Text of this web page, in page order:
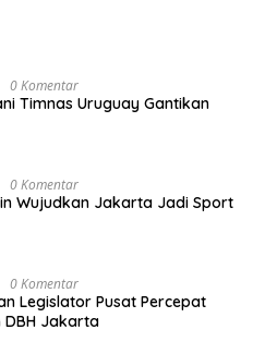
0 Komentar
Timnas Uruguay Gantikan
0 Komentar
Wujudkan Jakarta Jadi Sport
0 Komentar
Legislator Pusat Percepat
DBH Jakarta